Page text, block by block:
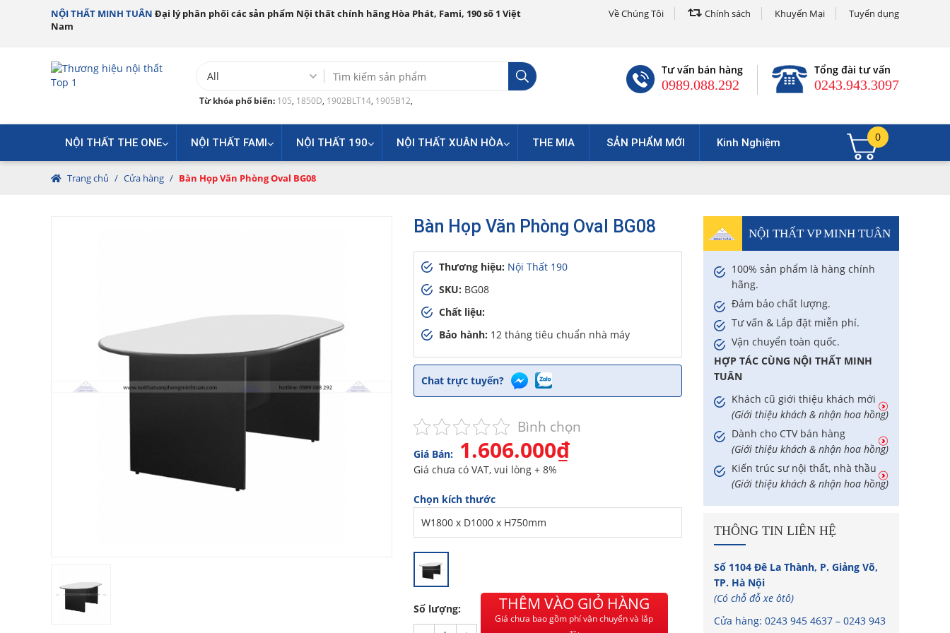
NỘI THẤT MINH TUÂN Đại lý phân phối các sản phẩm Nội thất chính hãng Hòa Phát, Fami, 190 số 1 Việt
Nam
Về Chúng Tôi Chính sách Khuyến Mại Tuyển dụng
for:
Từ khóa phổ biến: 105, 1850D, 1902BLT14, 1905B12,
Tư vấn bán hàng
0989.088.292
Tổng đài tư vấn
0243.943.3097
NỘI THẤT THE ONE NỘI THẤT FAMI NỘI THẤT 190 NỘI THẤT XUÂN HÒA THE MIA SẢN PHẨM MỚI Kinh Nghiệm 0
Trang chủ / Cửa hàng / Bàn Họp Văn Phòng Oval BG08
Anh Thảo
Chị Ánh-
Bàn Họp Văn Phòng Oval BG08
Thương hiệu: Nội Thất 190
SKU: BG08
Chất liệu:
Bảo hành: 12 tháng tiêu chuẩn nhà máy
Chat trực tuyến?
Bình chọn
Giá Bán: 1.606.000₫
Giá chưa có VAT, vui lòng + 8%
Chọn kích thước
Số lượng:
THÊM VÀO GIỎ HÀNG
Giá chưa bao gồm phí vận chuyển và lắp
NỘI THẤT VP MINH TUÂN
100% sản phẩm là hàng chính
hãng.
Đảm bảo chất lượng.
Tư vấn & Lắp đặt miễn phí.
Vận chuyển toàn quốc.
HỢP TÁC CÙNG NỘI THẤT MINH
TUÂN
Khách cũ giới thiệu khách mới
(Giới thiệu khách & nhận hoa hồng)
Dành cho CTV bán hàng
(Giới thiệu khách & nhận hoa hồng)
Kiến trúc sư nội thất, nhà thầu
(Giới thiệu khách & nhận hoa hồng)
THÔNG TIN LIÊN HỆ
Số 1104 Đê La Thành, P. Giảng Võ,
TP. Hà Nội
(Có chỗ đỗ xe ôtô)
Cửa hàng: 0243 945 4637– 0243 943